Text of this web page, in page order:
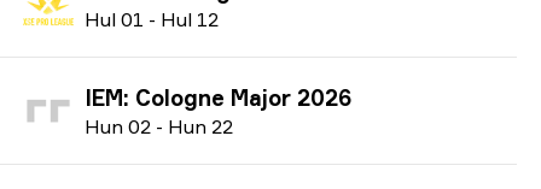
Hul 01 - Hul 12
IEM: Cologne Major 2026
Hun 02 - Hun 22